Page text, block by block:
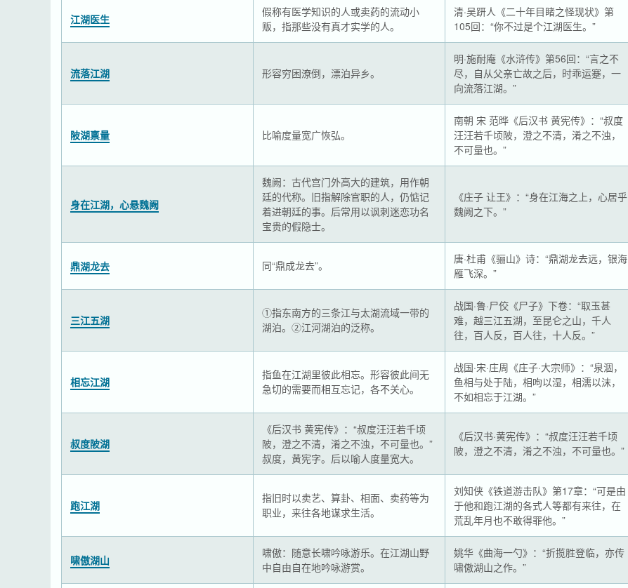
江湖医生
假称有医学知识的人或卖药的流动小
贩，指那些没有真才实学的人。
清·吴趼人《二十年目睹之怪现状》第
105回：“你不过是个江湖医生。”
流落江湖 形容穷困潦倒，漂泊异乡。
明·施耐庵《水浒传》第56回：“言之不
尽，自从父亲亡故之后，时乖运蹇，一
向流落江湖。”
陂湖禀量 比喻度量宽广恢弘。
南朝 宋 范晔《后汉书 黄宪传》：“叔度
汪汪若千顷陂，澄之不清，淆之不浊，
不可量也。”
身在江湖，心悬魏阙
魏阙：古代宫门外高大的建筑，用作朝
廷的代称。旧指解除官职的人，仍惦记
着进朝廷的事。后常用以讽刺迷恋功名
宝贵的假隐士。
《庄子 让王》：“身在江海之上，心居乎
魏阙之下。”
鼎湖龙去 同“鼎成龙去”。
唐·杜甫《骊山》诗：“鼎湖龙去远，银海
雁飞深。”
三江五湖
①指东南方的三条江与太湖流域一带的
湖泊。②江河湖泊的泛称。
战国·鲁·尸佼《尸子》下卷：“取玉甚
难，越三江五湖，至昆仑之山，千人
往，百人反，百人往，十人反。”
相忘江湖
指鱼在江湖里彼此相忘。形容彼此间无
急切的需要而相互忘记，各不关心。
战国·宋·庄周《庄子·大宗师》：“泉涸，
鱼相与处于陆，相呴以湿，相濡以沫，
不如相忘于江湖。”
叔度陂湖
《后汉书 黄宪传》：“叔度汪汪若千顷
陂，澄之不清，淆之不浊，不可量也。”
叔度，黄宪字。后以喻人度量宽大。
《后汉书·黄宪传》：“叔度汪汪若千顷
陂，澄之不清，淆之不浊，不可量也。”
跑江湖
指旧时以卖艺、算卦、相面、卖药等为
职业，来往各地谋求生活。
刘知侠《铁道游击队》第17章：“可是由
于他和跑江湖的各式人等都有来往，在
荒乱年月也不敢得罪他。”
啸傲湖山
啸傲：随意长啸吟咏游乐。在江湖山野
中自由自在地吟咏游赏。
姚华《曲海一勺》：“折揽胜登临，亦传
啸傲湖山之作。”